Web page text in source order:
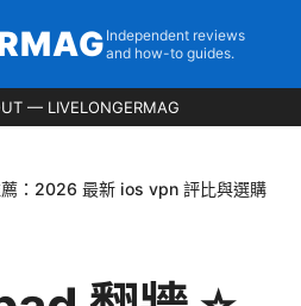
Independent reviews
and how-to guides.
— LIVELONGERMAG
：2026 最新 ios vpn 評比與選購